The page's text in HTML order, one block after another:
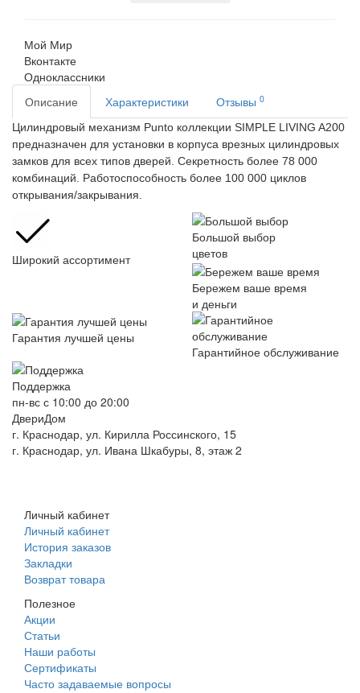
Мой Мир
Вконтакте
Одноклассники
Описание
Характеристики Отзывы 0
Цилиндровый механизм Punto коллекции SIMPLE LIVING A200
предназначен для установки в корпуса врезных цилиндровых
замков для всех типов дверей. Секретность более 78 000
комбинаций. Работоспособность более 100 000 циклов
открывания/закрывания.
Широкий ассортимент
Большой выбор
цветов
Бережем ваше время
и деньги
Гарантия лучшей цены
Гарантийное обслуживание
Поддержка
пн-вс с 10:00 до 20:00
ДвериДом
г. Краснодар, ул. Кирилла Россинского, 15
г. Краснодар, ул. Ивана Шкабуры, 8, этаж 2
Личный кабинет
Личный кабинет
История заказов
Закладки
Возврат товара
Полезное
Акции
Статьи
Наши работы
Сертификаты
Часто задаваемые вопросы